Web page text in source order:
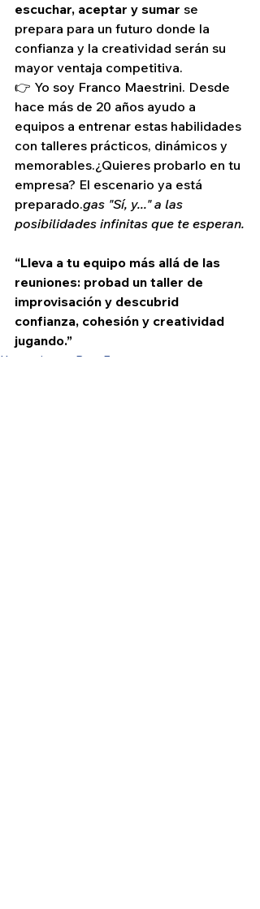
escuchar, aceptar y sumar se
prepara para un futuro donde la
confianza y la creatividad serán su
mayor ventaja competitiva.
👉 Yo soy Franco Maestrini. Desde
hace más de 20 años ayudo a
equipos a entrenar estas habilidades
con talleres prácticos, dinámicos y
memorables.¿Quieres probarlo en tu
empresa? El escenario ya está
preparado.gas "Sí, y..." a las
posibilidades infinitas que te esperan.
“Lleva a tu equipo más allá de las
reuniones: probad un taller de
improvisación y descubrid
confianza, cohesión y creatividad
jugando.”
Herramientas Para Empresas